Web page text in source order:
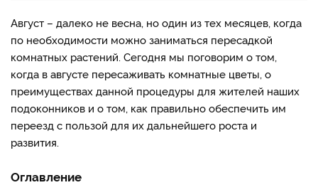
Август – далеко не весна, но один из тех месяцев, когда
по необходимости можно заниматься пересадкой
комнатных растений. Сегодня мы поговорим о том,
когда в августе пересаживать комнатные цветы, о
преимуществах данной процедуры для жителей наших
подоконников и о том, как правильно обеспечить им
переезд с пользой для их дальнейшего роста и
развития.
Оглавление